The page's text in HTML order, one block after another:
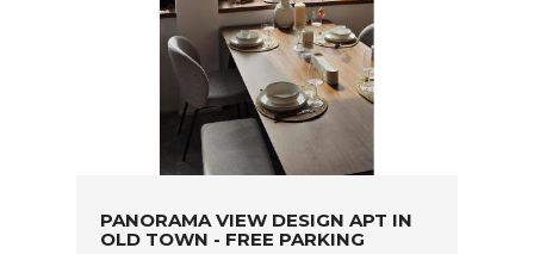
PANORAMA VIEW DESIGN APT IN
OLD TOWN - FREE PARKING